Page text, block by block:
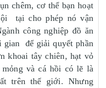
chêm, cơ thể bạn hoạt
tại cho phép nó vận
công nghiệp đồ ăn
gian để giải quyết phần
khoai tây chiên, hạt vỏ
và cá hồi có lẽ là
trên thế giới. Nhưng